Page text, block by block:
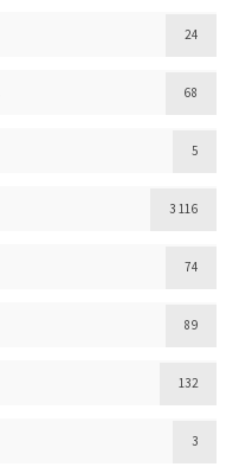
24
68
5
3 116
74
89
132
3